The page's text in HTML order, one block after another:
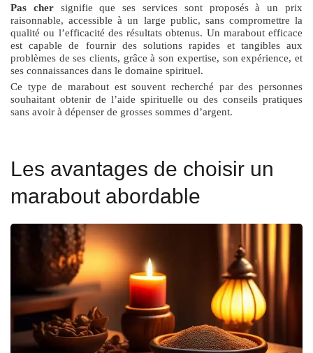
Pas chersignifie que ses services sont proposés à un prix
raisonnable, accessible à un large public, sans compromettre la
qualité ou l’efficacité des résultats obtenus. Un marabout efficace
est capable de fournir des solutions rapides et tangibles aux
problèmes de ses clients, grâce à son expertise, son expérience, et
ses connaissances dans le domaine spirituel.
Ce type de marabout est souvent recherché par des personnes
souhaitant obtenir de l’aide spirituelle ou des conseils pratiques
sans avoir à dépenser de grosses sommes d’argent.
Les avantages de choisir un
marabout abordable